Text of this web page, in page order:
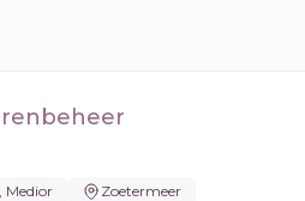
Medior Zoetermeer